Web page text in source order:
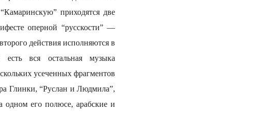
приходятся две
оперной “русскости” —
действия исполняются в
вся остальная музыка
усеченных фрагментов
Глинки, “Руслан и Людмила”,
его полюсе, арабские и